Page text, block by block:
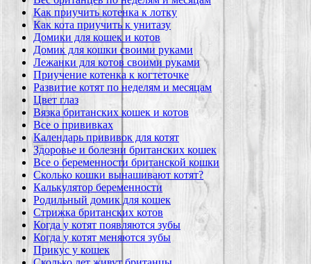
Как приучить котенка к лотку
Как кота приучить к унитазу
Домики для кошек и котов
Домик для кошки своими руками
Лежанки для котов своими руками
Приучение котенка к когтеточке
Развитие котят по неделям и месяцам
Цвет глаз
Вязка британских кошек и котов
Все о прививках
Календарь прививок для котят
Здоровье и болезни британских кошек
Все о беременности британской кошки
Сколько кошки вынашивают котят?
Калькулятор беременности
Родильный домик для кошек
Стрижка британских котов
Когда у котят появляются зубы
Когда у котят меняются зубы
Прикус у кошек